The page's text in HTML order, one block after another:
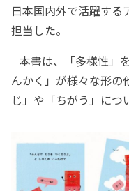
日本国内外で活躍する
担当した。
本書は、「多様性」
んかく」が様々な形の
じ」や「ちがう」につ